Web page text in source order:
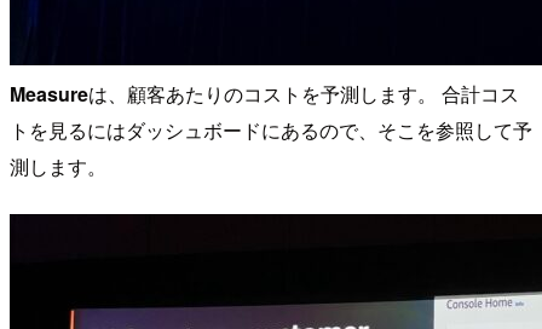
Measureは、顧客あたりのコストを予測します。 合計コス
トを見るにはダッシュボードにあるので、そこを参照して予
測します。